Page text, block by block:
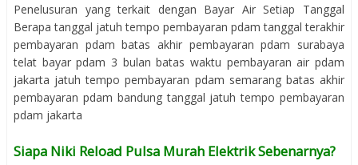
Penelusuran yang terkait dengan Bayar Air Setiap Tanggal
Berapa tanggal jatuh tempo pembayaran pdam tanggal terakhir
pembayaran pdam batas akhir pembayaran pdam surabaya
telat bayar pdam 3 bulan batas waktu pembayaran air pdam
jakarta jatuh tempo pembayaran pdam semarang batas akhir
pembayaran pdam bandung tanggal jatuh tempo pembayaran
pdam jakarta
Siapa Niki Reload Pulsa Murah Elektrik Sebenarnya?